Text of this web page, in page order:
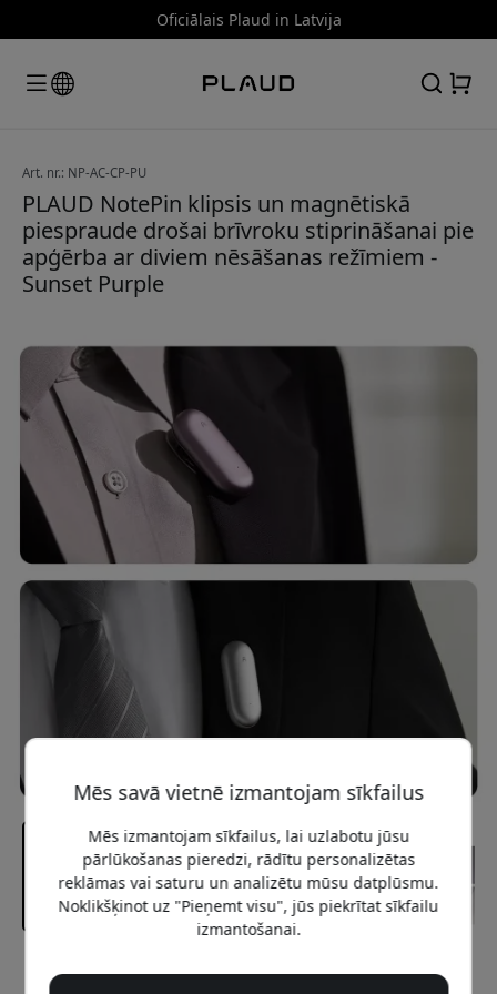
Oficiālais Plaud in Latvija
Art. nr.: NP-AC-CP-PU
PLAUD NotePin klipsis un magnētiskā
piespraude drošai brīvroku stiprināšanai pie
apģērba ar diviem nēsāšanas režīmiem -
Sunset Purple
Ieteicamā cena
Mēs savā vietnē izmantojam sīkfailus
Mēs izmantojam sīkfailus, lai uzlabotu jūsu
pārlūkošanas pieredzi, rādītu personalizētas
reklāmas vai saturu un analizētu mūsu datplūsmu.
Noklikšķinot uz "Pieņemt visu", jūs piekrītat sīkfailu
izmantošanai.